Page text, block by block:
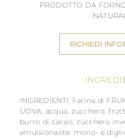
PRODOTTO DA
RICHIEDI
INGREDIENTI: Farina di
UOVA, acqua, zucchero,
burro di cacao, zucchero
emulsionante: mono- e